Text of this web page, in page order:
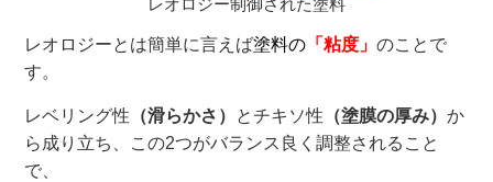
レオロジー制御された塗料
レオロジーとは簡単に言えば塗料の 「粘度」のことで
す。
レベリング性 （滑らかさ） とチキソ性 （塗膜の厚み）か
ら成り立ち、この2つがバランス良く調整されること
で、